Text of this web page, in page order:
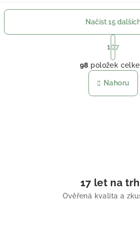
Načíst 15
1 7
98 položek
Nahoru
17 let na
Ověřená kvalita a